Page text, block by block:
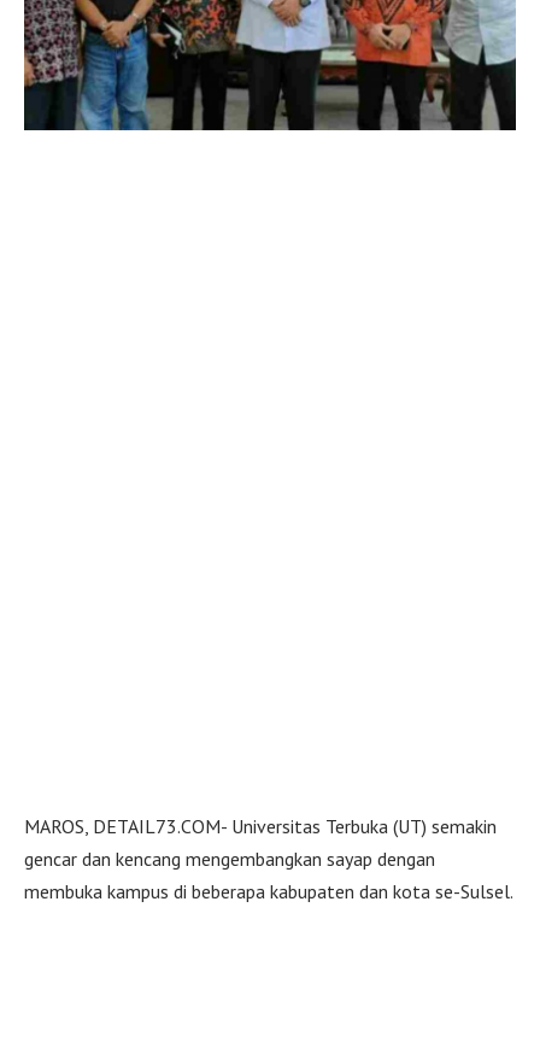
MAROS, DETAIL73.COM- Universitas Terbuka (UT) semakin
gencar dan kencang mengembangkan sayap dengan
membuka kampus di beberapa kabupaten dan kota se-Sulsel.